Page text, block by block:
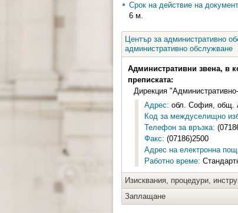
Срок на действие на
6 м.
Център за административно
административно обслужване
Административни звена, в
преписката:
Дирекция
Адрес: обл. София, общ.
Код за междуселищно
Телефон за връзка:
Факс: (07186)2500
Адрес на електронна
Работно време:
Изисквания, процедури,
Заплащане